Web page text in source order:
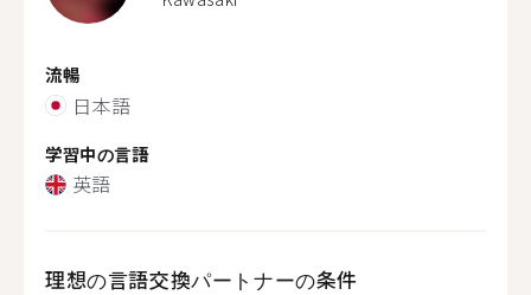
流暢
日本語
学習中の言語
英語
理想の言語交換パートナーの条件